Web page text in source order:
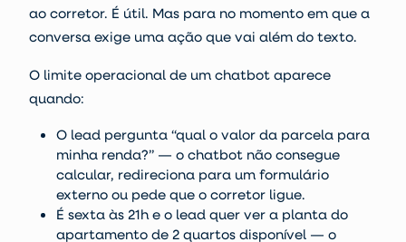
ao corretor. É útil. Mas para no momento em que a
conversa exige uma ação que vai além do texto.
O limite operacional de um chatbot aparece
quando:
O lead pergunta “qual o valor da parcela para
minha renda?” — o chatbot não consegue
calcular, redireciona para um formulário
externo ou pede que o corretor ligue.
É sexta às 21h e o lead quer ver a planta do
apartamento de 2 quartos disponível — o